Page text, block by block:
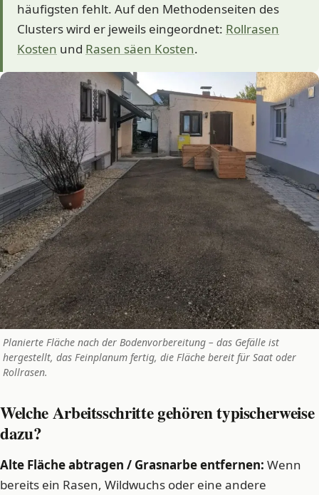
häufigsten fehlt. Auf den Methodenseiten des
Clusters wird er jeweils eingeordnet: Rollrasen
Kosten und Rasen säen Kosten.
Planierte Fläche nach der Bodenvorbereitung – das Gefälle ist
hergestellt, das Feinplanum fertig, die Fläche bereit für Saat oder
Rollrasen.
Welche Arbeitsschritte gehören typischerweise
dazu?
Alte Fläche abtragen / Grasnarbe entfernen: Wenn
bereits ein Rasen, Wildwuchs oder eine andere